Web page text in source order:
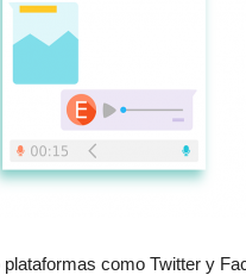
como Twitter y